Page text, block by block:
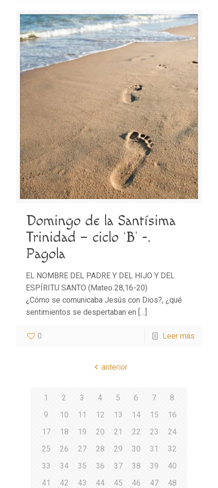
Domingo de la Santísima
Trinidad – ciclo ‘B’ -.
Pagola
EL NOMBRE DEL PADRE Y DEL HIJO Y DEL
ESPÍRITU SANTO (Mateo 28,16-20)
¿Cómo se comunicaba Jesús con Dios?, ¿qué
sentimientos se despertaban en […]
0 Leer más
anterior
1 2 3 4 5 6 7
8
9
10 11 12 13 14 15
16
17
18 19 20 21 22 23
24
25
26 27 28 29 30 31
32
33
34 35 36 37 38 39
40
41
42 43 44 45 46 47
48